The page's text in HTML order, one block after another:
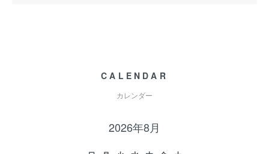
CALENDAR
カレンダー
2026年8月